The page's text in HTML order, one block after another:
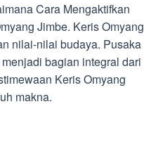
Cara Mengaktifkan
Jimbe. Keris Omyang
nilai-nilai budaya. Pusaka
bagian integral dari
Keris Omyang
makna.